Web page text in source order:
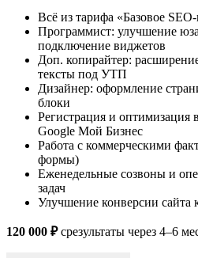
Всё из тарифа «Базовое
Программист: улучшение
подключение виджетов
Доп. копирайтер:
тексты под УТП
Дизайнер: оформление
блоки
Регистрация и
Google Мой Бизнес
Работа с коммерческими
формы)
Еженедельные созвоны и
задач
Улучшение конверсии сайта
120 000 ₽срезультаты через 4–6